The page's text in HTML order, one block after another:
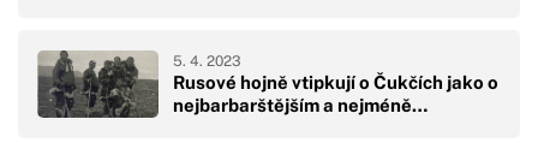
Rusové hojně vtipkují o Čukčích jako o
nejbarbarštějším a nejméně…
5. 4. 2023